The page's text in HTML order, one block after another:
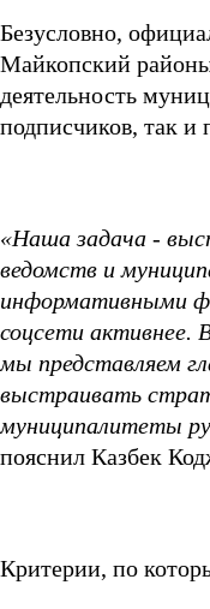
Безусловно,
Майкопский
деятельность
подписчиков, так и
«Наша задача -
ведомств и
информативными
соцсети активнее.
мы представляем
выстраивать
муниципалитеты
пояснил Казбек
Критерии, по